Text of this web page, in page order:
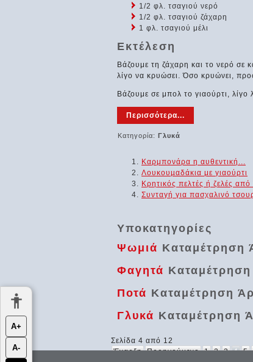
1/2 φλ. τσαγιού νερό
1/2 φλ. τσαγιού ζάχαρη
1 φλ. τσαγιού μέλι
Εκτέλεση
Βάζουμε τη ζάχαρη και το νερό
λίγο να κρυώσει. Όσο κρυώνει,
Βάζουμε σε μπολ το γιαούρτι,
Περισσότερα...
Κατηγορία: Γλυκά
Καρμπονάρα η αυθεντική...
Λουκουµαδάκια με γιαούρτι
Κρητικός πελτές ή ζελές
Συνταγή για πασχαλινό
Υποκατηγορίες
Ψωμιά
Φαγητά
Ποτά Καταμέτρηση
Γλυκά Καταμέτρηση
Σελίδα 4 από 12
Έναρξη Προηγούμενο 1 2 3 4 5
Α+
Α-